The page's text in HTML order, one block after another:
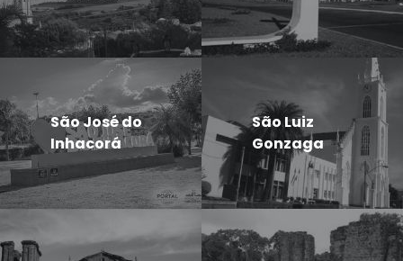
São José do
Inhacorá
São Luiz
Gonzaga